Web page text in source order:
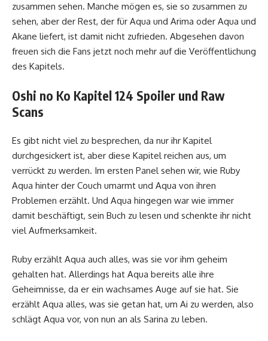
zusammen sehen. Manche mögen es, sie so zusammen zu
sehen, aber der Rest, der für Aqua und Arima oder Aqua und
Akane liefert, ist damit nicht zufrieden. Abgesehen davon
freuen sich die Fans jetzt noch mehr auf die Veröffentlichung
des Kapitels.
Oshi no Ko Kapitel 124 Spoiler und Raw
Scans
Es gibt nicht viel zu besprechen, da nur ihr Kapitel
durchgesickert ist, aber diese Kapitel reichen aus, um
verrückt zu werden. Im ersten Panel sehen wir, wie Ruby
Aqua hinter der Couch umarmt und Aqua von ihren
Problemen erzählt. Und Aqua hingegen war wie immer
damit beschäftigt, sein Buch zu lesen und schenkte ihr nicht
viel Aufmerksamkeit.
Ruby erzählt Aqua auch alles, was sie vor ihm geheim
gehalten hat. Allerdings hat Aqua bereits alle ihre
Geheimnisse, da er ein wachsames Auge auf sie hat. Sie
erzählt Aqua alles, was sie getan hat, um Ai zu werden, also
schlägt Aqua vor, von nun an als Sarina zu leben.